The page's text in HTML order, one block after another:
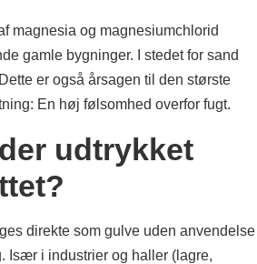
magnesia og magnesiumchlorid
gamle bygninger. I stedet for sand
er også årsagen til den største
En høj følsomhed overfor fugt.
udtrykket
direkte som gulve uden anvendelse
Især i industrier og haller (lagre,